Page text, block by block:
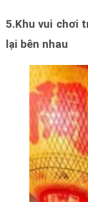
5.Khu vui chơi
lại bên nhau